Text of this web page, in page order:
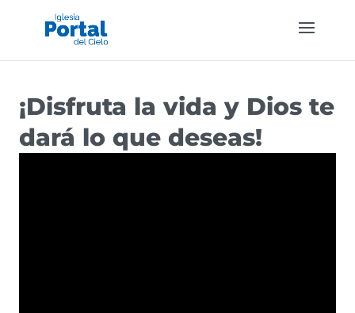
¡Disfruta la vida y Dios te
dará lo que deseas!